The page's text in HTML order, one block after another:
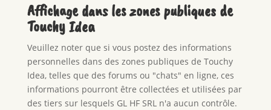
Affichage dans les zones publiques de
Touchy Idea
Veuillez noter que si vous postez des informations
personnelles dans des zones publiques de Touchy
Idea, telles que des forums ou "chats" en ligne, ces
informations pourront être collectées et utilisées par
des tiers sur lesquels GL HF SRL n'a aucun contrôle.